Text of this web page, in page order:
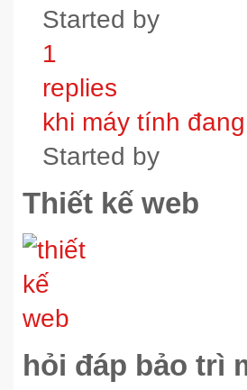
Started by
1
replies
khi máy tính
Started by
Thiết kế web
hỏi đáp bảo trì